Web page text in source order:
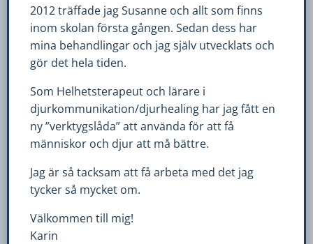
2012 träffade jag Susanne och allt som finns
inom skolan första gången. Sedan dess har
mina behandlingar och jag själv utvecklats och
gör det hela tiden.
Som Helhetsterapeut och lärare i
djurkommunikation/djurhealing har jag fått en
ny ”verktygslåda” att använda för att få
människor och djur att må bättre.
Jag är så tacksam att få arbeta med det jag
tycker så mycket om.
Välkommen till mig!
Karin
Upplevelse
För att vår
hemsida ska
bra som
möjligt
under ditt
besök. Om
här kakorna
kommer
viss
funktionalitet